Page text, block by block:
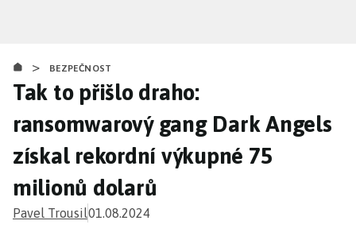
obsahu
> BEZPEČNOST
Tak to přišlo draho:
ransomwarový gang Dark Angels
získal rekordní výkupné 75
milionů dolarů
Pavel Trousil01.08.2024